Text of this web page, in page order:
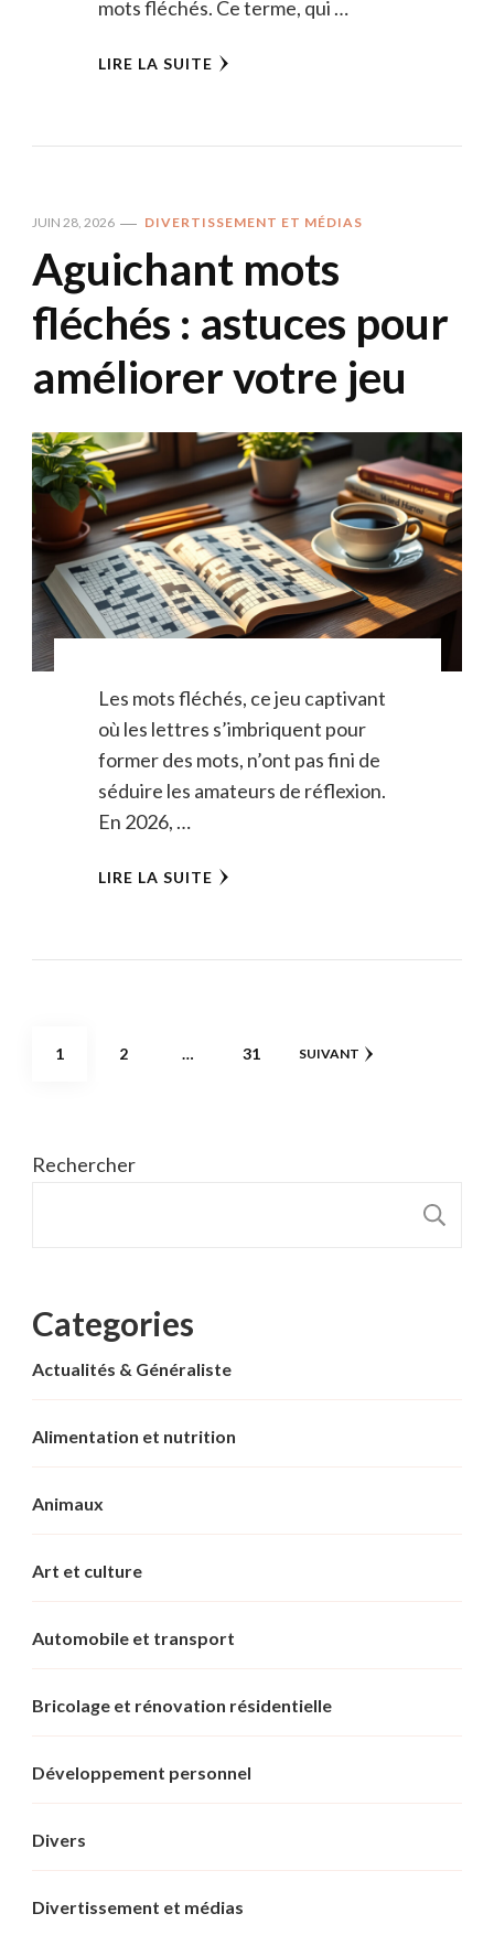
mots fléchés. Ce terme, qui …
LIRE LA SUITE
JUIN 28, 2026 DIVERTISSEMENT ET MÉDIAS
Aguichant mots
fléchés : astuces pour
améliorer votre jeu
Les mots fléchés, ce jeu captivant
où les lettres s’imbriquent pour
former des mots, n’ont pas fini de
séduire les amateurs de réflexion.
En 2026, …
LIRE LA SUITE
Pagination
PAGE
1 PAGE
2 … PAGE
31 SUIVANT
Rechercher
Categories
Actualités & Généraliste
Alimentation et nutrition
Animaux
Art et culture
Automobile et transport
Bricolage et rénovation résidentielle
Développement personnel
Divers
Divertissement et médias